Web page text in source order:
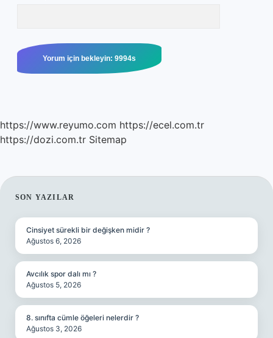
https://www.reyumo.com https://ecel.com.tr
https://dozi.com.tr Sitemap
SIDEBAR
SON YAZILAR
Cinsiyet sürekli bir değişken midir ?
Ağustos 6, 2026
Avcılık spor dalı mı ?
Ağustos 5, 2026
8. sınıfta cümle öğeleri nelerdir ?
Ağustos 3, 2026